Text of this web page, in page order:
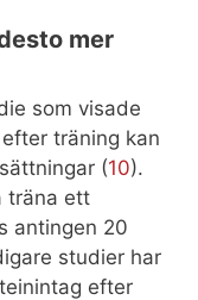
mer
som visade
träning kan
(10).
träna ett
antingen 20
studier har
efter